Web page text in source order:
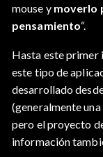
mouse ymoverlo
pensamiento“.
Hasta este primer
este tipo de
desarrollado
(generalmente
pero el proyecto
información